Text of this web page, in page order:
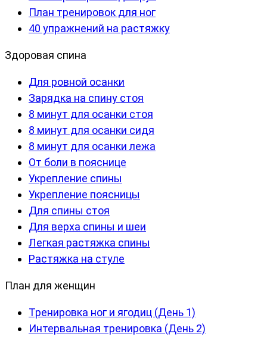
План тренировок для ног
40 упражнений на растяжку
Здоровая спина
Для ровной осанки
Зарядка на спину стоя
8 минут для осанки стоя
8 минут для осанки сидя
8 минут для осанки лежа
От боли в пояснице
Укрепление спины
Укрепление поясницы
Для спины стоя
Для верха спины и шеи
Легкая растяжка спины
Растяжка на стуле
План для женщин
Тренировка ног и ягодиц (День 1)
Интервальная тренировка (День 2)